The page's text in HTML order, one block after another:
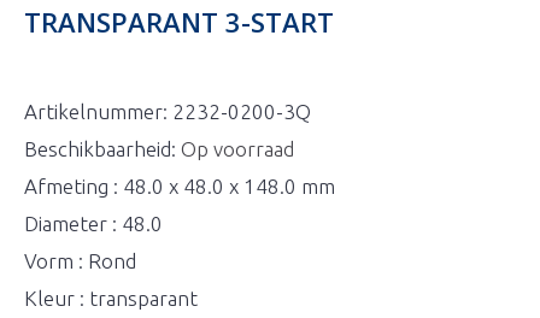
TRANSPARANT 3-START
Artikelnummer: 2232-0200-3Q
Beschikbaarheid: Op voorraad
Afmeting : 48.0 x 48.0 x 148.0 mm
Diameter : 48.0
Vorm : Rond
Kleur : transparant